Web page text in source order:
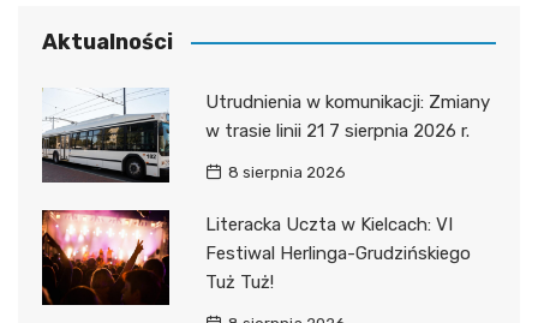
Aktualności
Utrudnienia w komunikacji: Zmiany
w trasie linii 21 7 sierpnia 2026 r.
8 sierpnia 2026
Literacka Uczta w Kielcach: VI
Festiwal Herlinga-Grudzińskiego
Tuż Tuż!